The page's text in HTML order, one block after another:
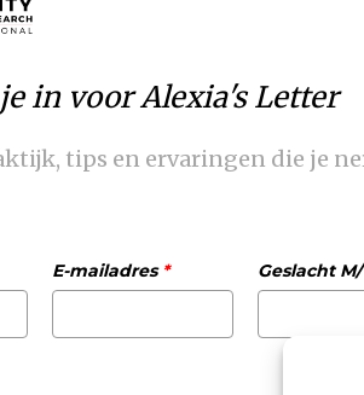
in voor Alexia's Letter
tips en ervaringen die je
E-mailadres* Geslacht